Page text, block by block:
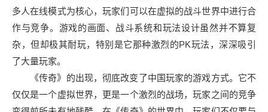
多人在线模式为核心，玩家们可以在虚拟的战斗世界中进行合
作与竞争。游戏的画面、战斗系统和玩法设计虽然并不算复
杂，但却极其耐玩，特别是它那种激烈的PK玩法，深深吸引
了大量玩家。
《传奇》的出现，彻底改变了中国玩家的游戏方式。它不
仅仅是一个虚拟世界，更是一个激烈的战场，玩家之间的竞争